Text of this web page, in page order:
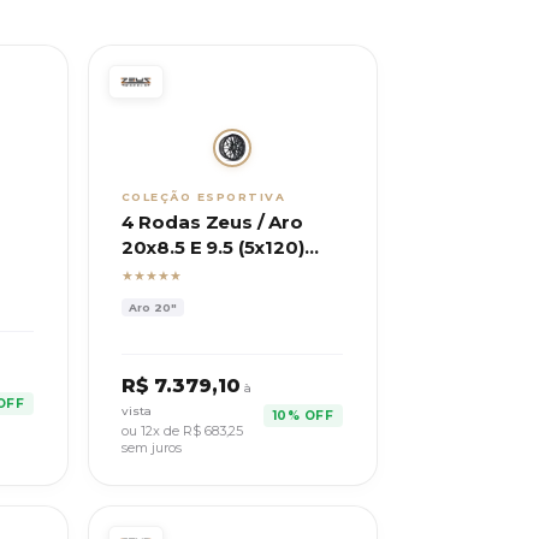
COLEÇÃO ESPORTIVA
4 Rodas Zeus / Aro
20x8.5 E 9.5 (5x120)
ET35/40 / Modelo G82
★★★★★
Aro 20"
R$ 7.379,10 à
vista
ou 12x de R$ 683,25
sem juros
10% OFF